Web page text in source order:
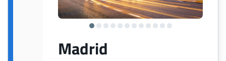
Madrid